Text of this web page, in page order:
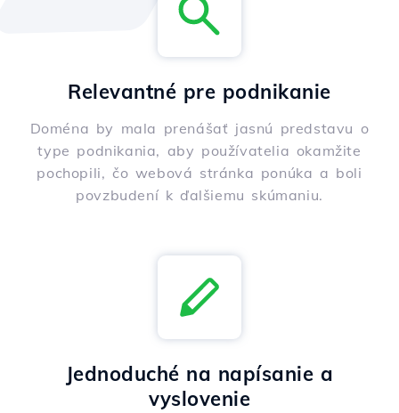
Relevantné pre podnikanie
Doména by mala prenášať jasnú predstavu o
type podnikania, aby používatelia okamžite
pochopili, čo webová stránka ponúka a boli
povzbudení k ďalšiemu skúmaniu.
Jednoduché na napísanie a
vyslovenie